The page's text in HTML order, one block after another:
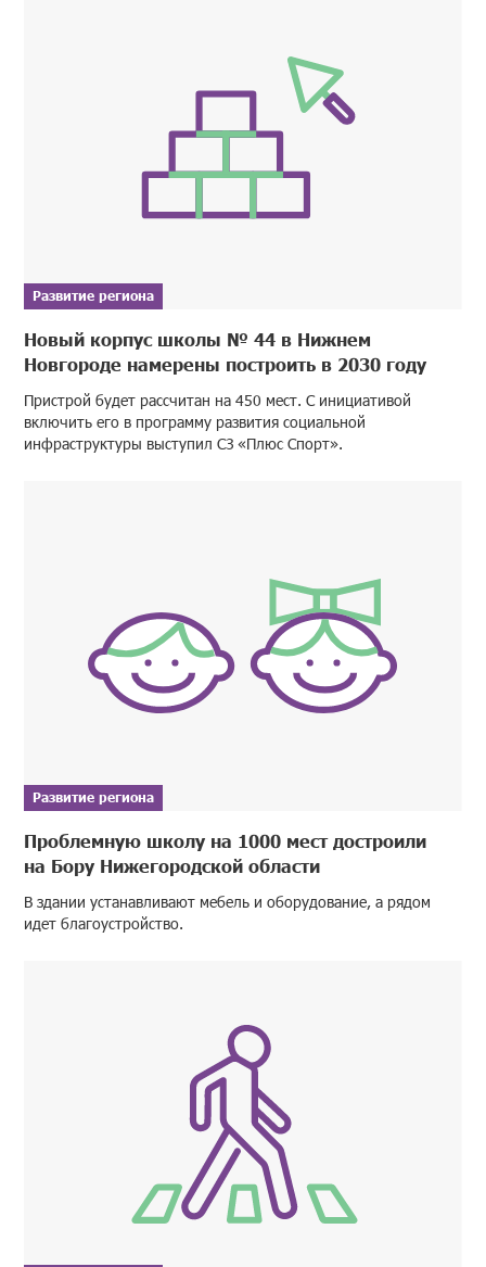
Развитие региона
Новый корпус школы № 44 в Нижнем
Новгороде намерены построить в 2030 году
Пристрой будет рассчитан на 450 мест. С инициативой
включить его в программу развития социальной
инфраструктуры выступил СЗ «Плюс Спорт».
Развитие региона
Проблемную школу на 1000 мест достроили
на Бору Нижегородской области
В здании устанавливают мебель и оборудование, а рядом
идет благоустройство.